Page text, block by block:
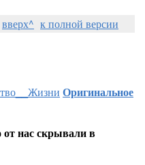
вверх^ к полной версии
Оригинальное
нас скрывали в